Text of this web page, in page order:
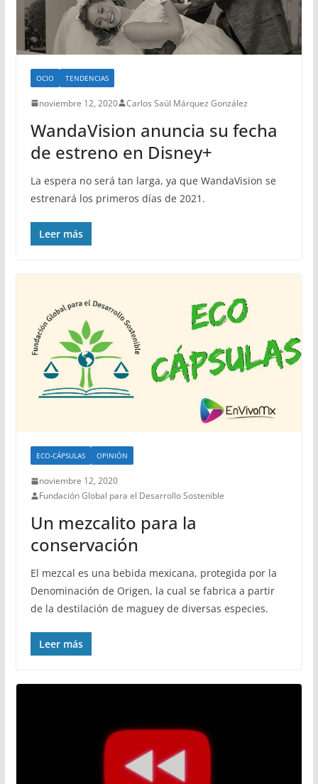
OCIO TENDENCIAS
noviembre 12, 2020 Carlos Saúl Márquez González
WandaVision anuncia su fecha
de estreno en Disney+
La espera no será tan larga, ya que WandaVision se
estrenará los primeros días de 2021.
Leer más
ECO-CÁPSULAS OPINIÓN
noviembre 12, 2020
Fundación Global para el Desarrollo Sostenible
Un mezcalito para la
conservación
El mezcal es una bebida mexicana, protegida por la
Denominación de Origen, la cual se fabrica a partir
de la destilación de maguey de diversas especies.
Leer más